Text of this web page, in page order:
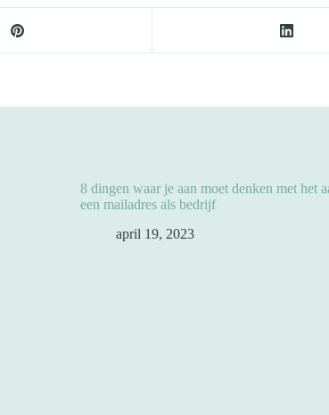
8 dingen waar je aan moet denken met het
een mailadres als bedrijf
april 19, 2023